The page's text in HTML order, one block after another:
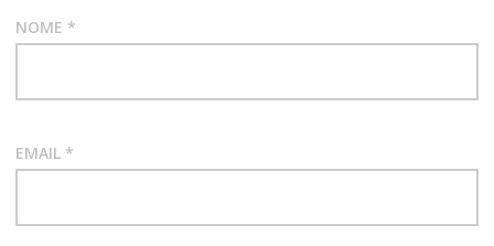
NOME *
EMAIL *